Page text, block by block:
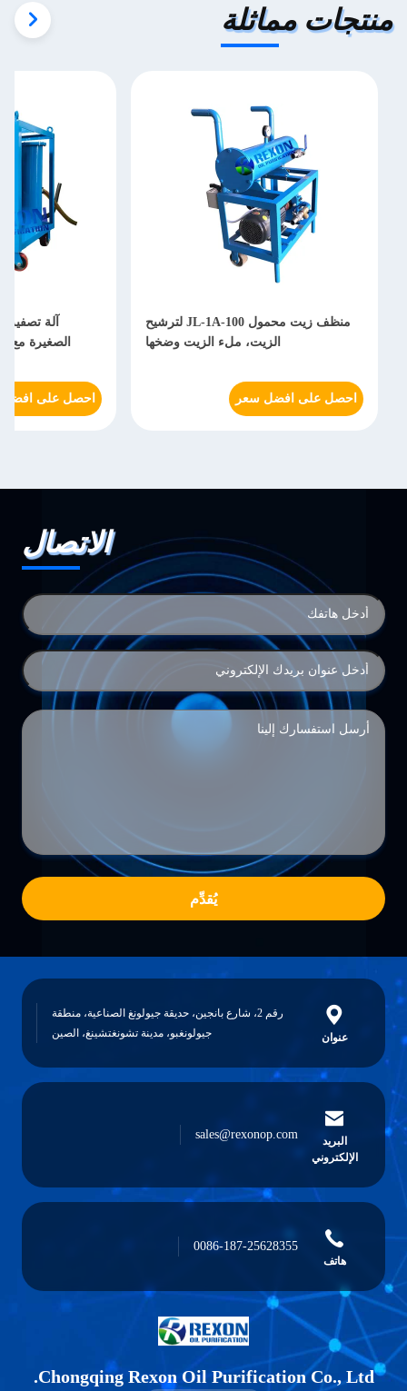
منتجات مماثلة
منظف زيت محمول JL-1A-100 لترشيح
الزيت، ملء الزيت وضخها
احصل على افضل سعر
آلة تصفية
الصغيرة مع
احصل على
الاتصال
يُقدِّم
عنوان
رقم 2، شارع بانجين، حديقة جيولونغ الصناعية، منطقة
جيولونغبو، مدينة تشونغتشينغ، الصين
البريد
الإلكتروني
sales@rexonop.com
هاتف
0086-187-25628355
Chongqing Rexon Oil Purification Co., Ltd.